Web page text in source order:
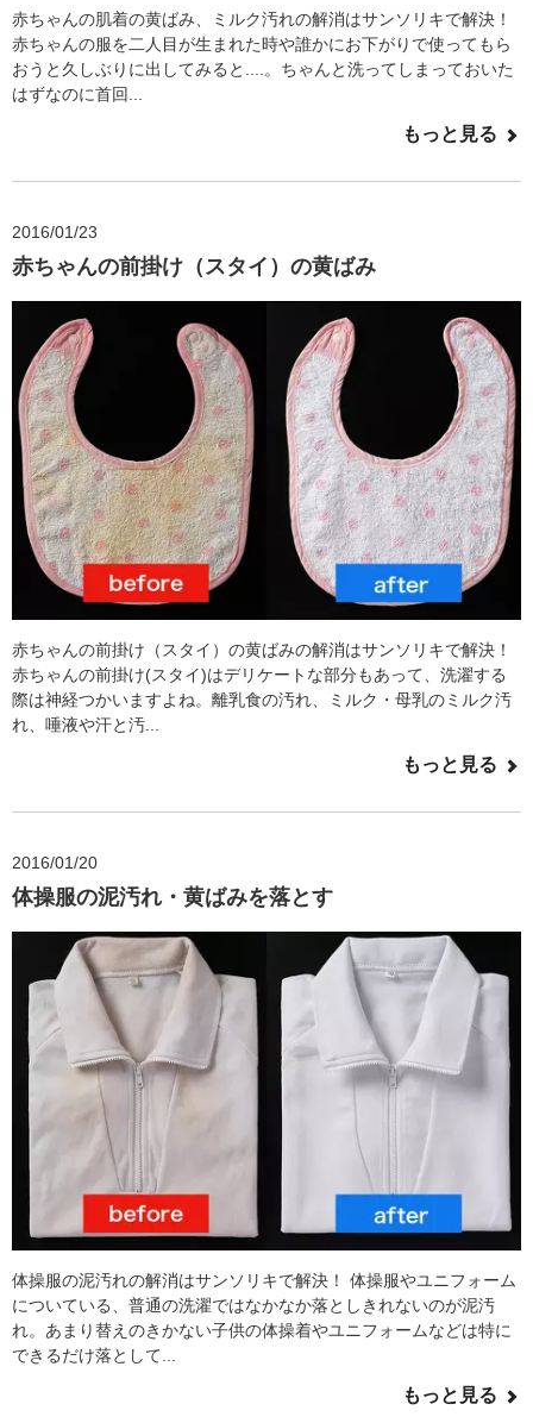
赤ちゃんの肌着の黄ばみ、ミルク汚れの解消はサンソリキで解決！
赤ちゃんの服を二人目が生まれた時や誰かにお下がりで使ってもら
おうと久しぶりに出してみると....。ちゃんと洗ってしまっておいた
はずなのに首回...
もっと見る
2016/01/23
赤ちゃんの前掛け（スタイ）の黄ばみ
赤ちゃんの前掛け（スタイ）の黄ばみの解消はサンソリキで解決！
赤ちゃんの前掛け(スタイ)はデリケートな部分もあって、洗濯する
際は神経つかいますよね。離乳食の汚れ、ミルク・母乳のミルク汚
れ、唾液や汗と汚...
もっと見る
2016/01/20
体操服の泥汚れ・黄ばみを落とす
体操服の泥汚れの解消はサンソリキで解決！ 体操服やユニフォーム
についている、普通の洗濯ではなかなか落としきれないのが泥汚
れ。あまり替えのきかない子供の体操着やユニフォームなどは特に
できるだけ落として...
もっと見る